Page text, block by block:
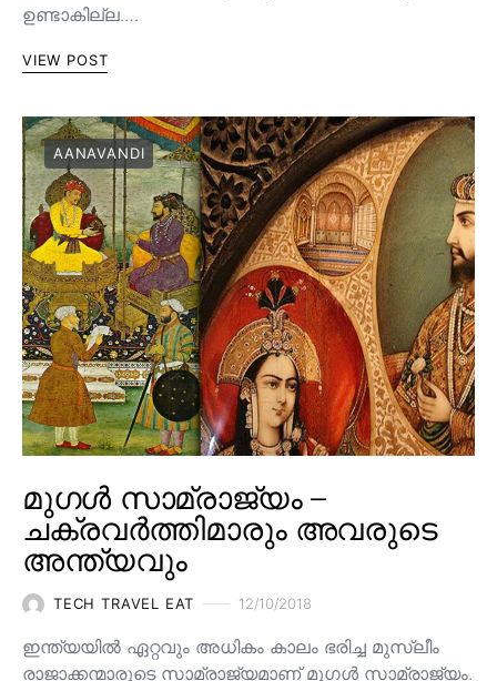
ഉണ്ടാകില്ല.…
VIEW POST
AANAVANDI
മുഗൾ സാമ്രാജ്യം –
ചക്രവർത്തിമാരും അവരുടെ
അന്ത്യവും
TECH TRAVEL EAT 12/10/2018
ഇന്ത്യയിൽ ഏറ്റവും അധികം കാലം ഭരിച്ച മുസ്ലീം
രാജാക്കന്മാരുടെ സാമ്രാജ്യമാണ് മുഗൾ സാമ്രാജ്യം.